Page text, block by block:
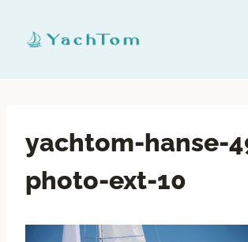
yachtom-hanse-
photo-ext-10